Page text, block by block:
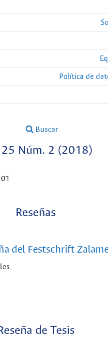
Política de
Buscar
Núm. 2 (2018)
Reseñas
del Festschrift
de Tesis